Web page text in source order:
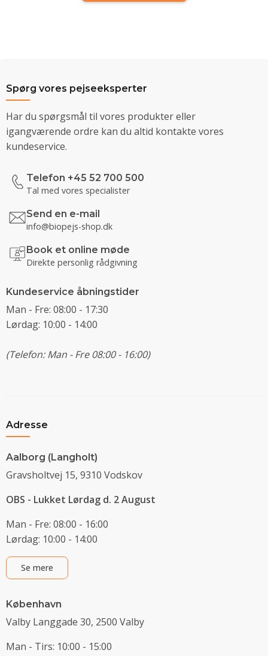
Spørg vores pejseeksperter
Har du spørgsmål til vores produkter eller
igangværende ordre kan du altid kontakte vores
kundeservice.
Telefon +45 52 700 500
Tal med vores specialister
Send en e-mail
info@biopejs-shop.dk
Book et online møde
Direkte personlig rådgivning
Kundeservice åbningstider
Man - Fre: 08:00 - 17:30
Lørdag: 10:00 - 14:00
(Telefon: Man - Fre 08:00 - 16:00)
Adresse
Aalborg (Langholt)
Gravsholtvej 15, 9310 Vodskov
OBS - Lukket Lørdag d. 2 August
Man - Fre: 08:00 - 16:00
Lørdag: 10:00 - 14:00
Se mere
København
Valby Langgade 30, 2500 Valby
Man - Tirs: 10:00 - 15:00